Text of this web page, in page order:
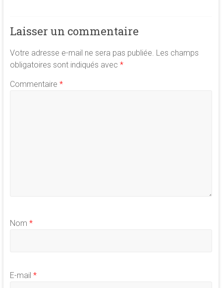
Laisser un commentaire
Votre adresse e-mail ne sera pas publiée. Les champs
obligatoires sont indiqués avec *
Commentaire *
Nom *
E-mail *